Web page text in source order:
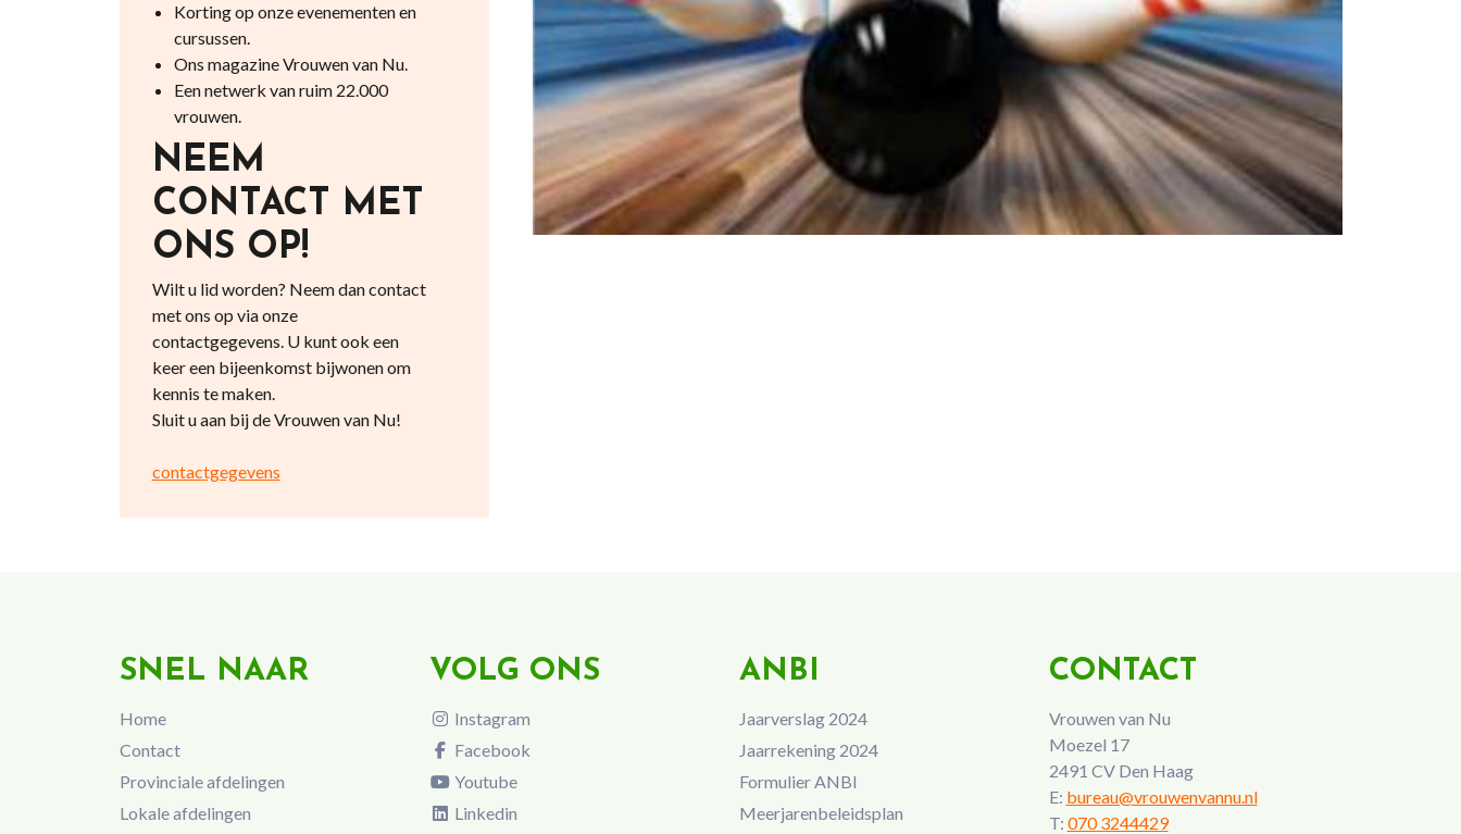
Korting op onze evenementen en
cursussen.
Ons magazine Vrouwen van Nu.
Een netwerk van ruim 22.000
vrouwen.
NEEM
CONTACT MET
ONS OP!
Wilt u lid worden? Neem dan contact
met ons op via onze
contactgegevens. U kunt ook een
keer een bijeenkomst bijwonen om
kennis te maken.
Sluit u aan bij de Vrouwen van Nu!
contactgegevens
SNEL NAAR
Home
Contact
Provinciale afdelingen
Lokale afdelingen
VOLG ONS
Instagram
Facebook
Youtube
Linkedin
ANBI
Jaarverslag 2024
Jaarrekening 2024
Formulier ANBI
Meerjarenbeleidsplan
CONTACT
Vrouwen van Nu
Moezel 17
2491 CV Den Haag
E: bureau@vrouwenvannu.nl
T: 070 3244429